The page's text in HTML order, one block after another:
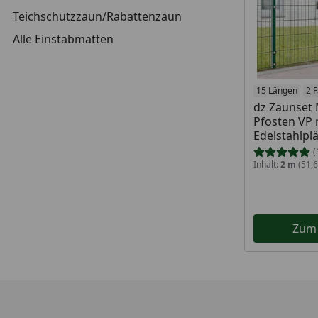
Teichschutzzaun/Rabattenzaun
Alle Einstabmatten
15 Längen 2
dz Zaunset
Pfosten VP
Inhalt: 2 m